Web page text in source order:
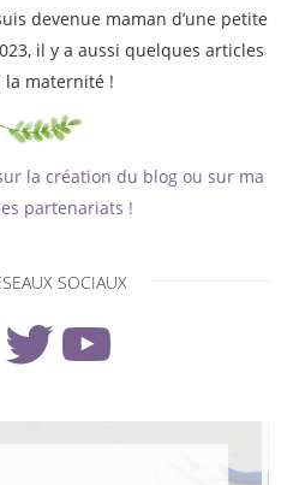
devenue maman d’une petite
il y a aussi quelques articles
la maternité !
la création du blog ou sur ma
partenariats !
SOCIAUX
Twitter YouTube